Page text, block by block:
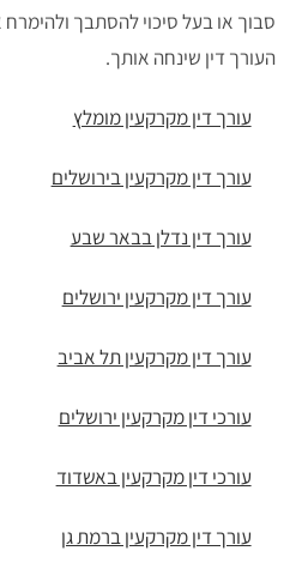
סבוך או בעל סיכוי להסתבך
העורך דין שינחה אותך.
עורך דין מקרקעין מומלץ
עורך דין מקרקעין בירושלים
עורך דין נדלן בבאר שבע
עורך דין מקרקעין ירושלים
עורך דין מקרקעין תל אביב
עורכי דין מקרקעין ירושלים
עורכי דין מקרקעין באשדוד
עורך דין מקרקעין ברמת גן